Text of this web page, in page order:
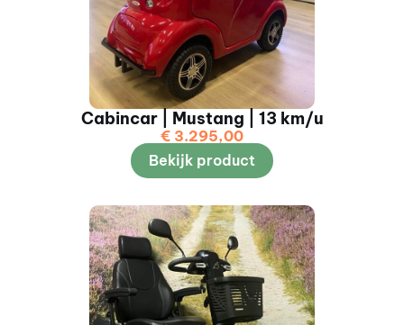
Cabincar | Mustang | 13 km/u
€ 3.295,00
Bekijk product